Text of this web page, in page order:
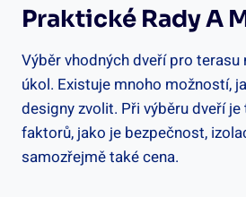
Praktické Rady A
Výběr vhodných dveří pro terasu
úkol. Existuje mnoho možností,
designy zvolit. Při výběru dveří
faktorů, jako je bezpečnost,
samozřejmě také cena.